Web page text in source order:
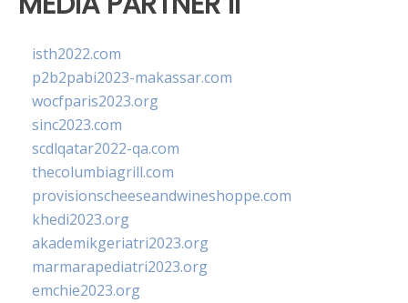
isth2022.com
p2b2pabi2023-makassar.com
wocfparis2023.org
sinc2023.com
scdlqatar2022-qa.com
thecolumbiagrill.com
provisionscheeseandwineshoppe.com
khedi2023.org
akademikgeriatri2023.org
marmarapediatri2023.org
emchie2023.org